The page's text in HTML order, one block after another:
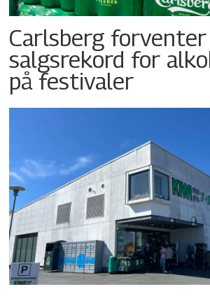
Carlsberg forventer
salgsrekord for
på festivaler